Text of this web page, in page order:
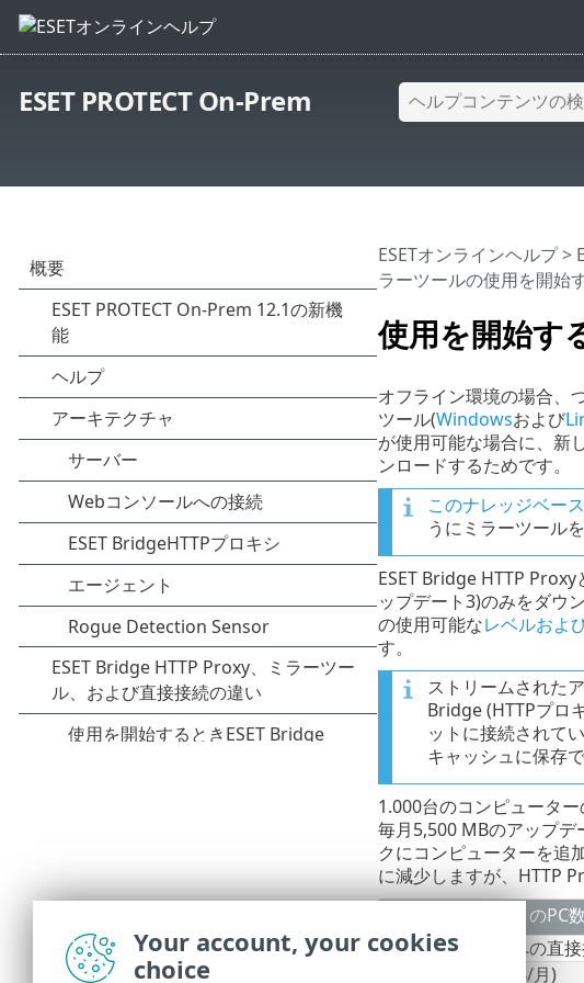
ESET PROTECT On-Prem
使用を開始
ESETオンラインヘルプ>
ラーツールの使用を開始
オフライン環境の場合、
ツール(Windowsおよび
が使用可能な場合に、新
ンロードするためです。
このナレッジベー
うにミラーツール
ESET Bridge HTTP
ップデート3)のみをダウ
の使用可能なレベルおよ
す。
ストリームされた
Bridge (HTTPプロ
ットに接続されて
キャッシュに保存
1.000台のコンピューター
毎月5,500 MBのアップ
クにコンピューターを追
に減少しますが、HTTP
企業ネットワークのPC数
インターネットへの直
ミラーツール(MB/月)
Your account, your cookies
choice